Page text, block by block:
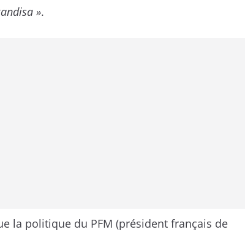
».
la politique du PFM (président français de